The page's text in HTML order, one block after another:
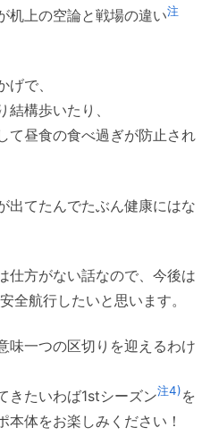
机上の空論と戦場の違い注
で、
構歩いたり、
て昼食の食べ過ぎが防止され
出てたんでたぶん健康にはな
仕方がない話なので、今後は
全航行したいと思います。
味一つの区切りを迎えるわけ
きたいわば1stシーズン注4)を
体をお楽しみください！